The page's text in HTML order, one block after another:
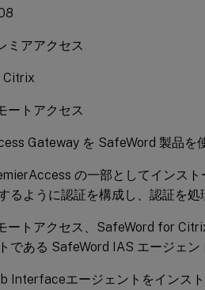
ミアアクセス
Citrix
ートアクセス
Gateway を SafeWord 製品を
の一部としてインス
るように認証を構成し、認証を処
ートアクセス、SafeWord for
である SafeWord IAS エージェン
Interfaceエージェントをインス